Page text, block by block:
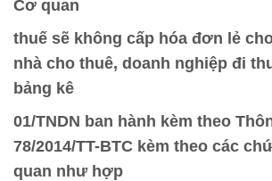
Cơ quan
thuế sẽ không cấp hóa đơn lẻ
nhà cho thuê, doanh nghiệp đi
bảng kê
01/TNDN ban hành kèm theo
78/2014/TT-BTC kèm theo các
quan như hợp